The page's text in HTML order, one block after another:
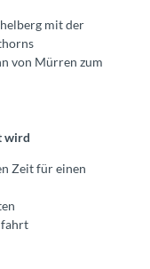
mit der
von Mürren zum
wird
Zeit für einen